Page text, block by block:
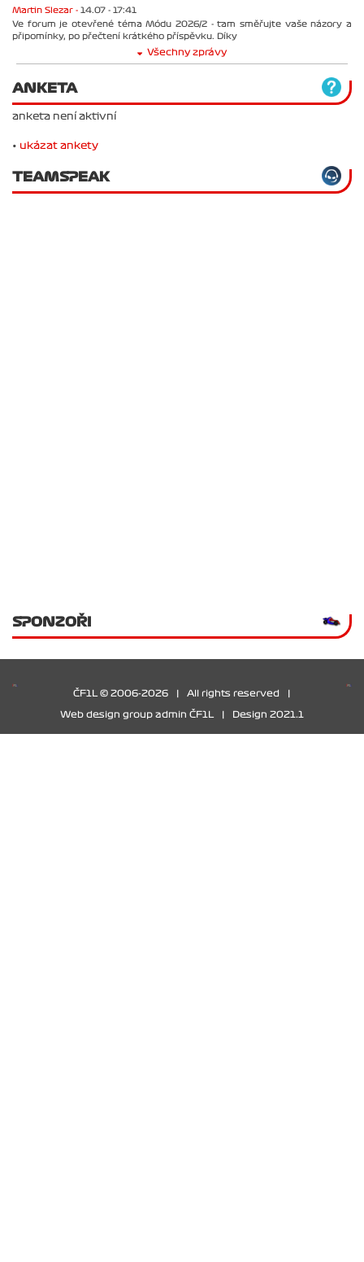
Martin Slezar - 14.07 - 17:41
Ve forum je otevřené téma Módu 2026/2 - tam směřujte vaše názory a
připomínky, po přečtení krátkého příspěvku. Díky
Všechny zprávy
ANKETA
anketa není aktivní
• ukázat ankety
TEAMSPEAK
SPONZOŘI
ČF1L © 2006-2026 All rights reserved
Web design group admin ČF1L Design 2021.1